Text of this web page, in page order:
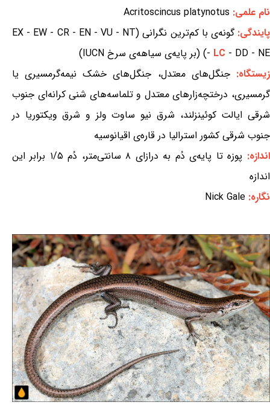
نام علمی: Acritoscincus platynotus
پایندگی:
گونه‌ی با کم‌ترین نگرانی (EX - EW - CR - EN - VU - NT
- LC - DD - NE) (بر پایه‌ی سیاهه‌ی سرخ IUCN)
زیستگاه:جنگل‌های معتدل، جنگل‌های خشک نیمه‌گرمسیری یا
گرمسیری، درختچه‌زارهای معتدل و تلماسه‌های شنی کرانه‌ای جنوب
شرقی ایالت کوئینزلند، شرق نیو ساوت ولز و شرق ویکتوریا در
جنوب شرقی کشور استرالیا در قاره‌ی اقیانوسیه
اندازه:
پوزه تا پایه‌ی دُم به درازای ۸ سانتی‌متر، دُم ۱/۵ برابر این
اندازه
نگاره: Nick Gale